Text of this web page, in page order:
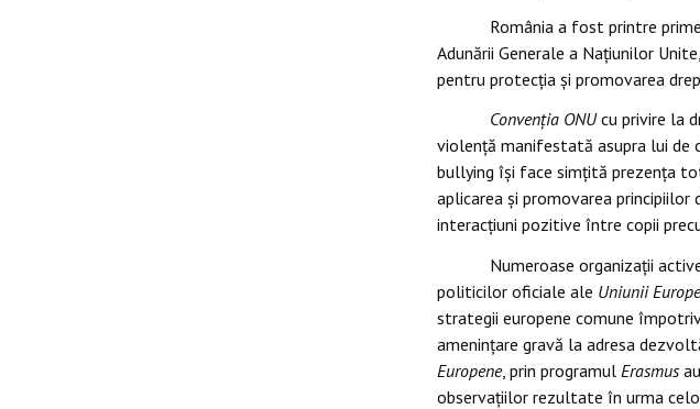
România a fost printre
Adunării Generale a Națiunilor
pentru protecția și promovarea
Convenția ONUcu privire la
violență manifestată asupra lui de
bullying își face simțită prezența
aplicarea și promovarea
interacțiuni pozitive între copii
Numeroase organizații
politicilor oficiale ale Uniunii
strategii europene comune
amenințare gravă la adresa
Europene, prin programul Erasmus
observațiilor rezultate în urma